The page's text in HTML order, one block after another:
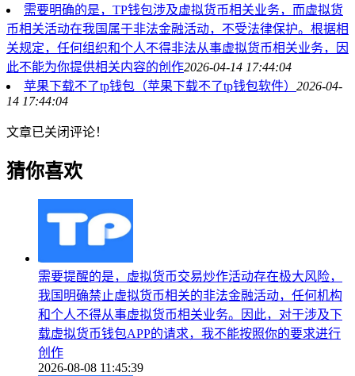
需要明确的是，TP钱包涉及虚拟货币相关业务，而虚拟货
币相关活动在我国属于非法金融活动，不受法律保护。根据相
关规定，任何组织和个人不得非法从事虚拟货币相关业务，因
此不能为你提供相关内容的创作2026-04-14 17:44:04
苹果下载不了tp钱包（苹果下载不了tp钱包软件） 2026-04-
14 17:44:04
文章已关闭评论！
猜你喜欢
需要提醒的是，虚拟货币交易炒作活动存在极大风险，
我国明确禁止虚拟货币相关的非法金融活动，任何机构
和个人不得从事虚拟货币相关业务。因此，对于涉及下
载虚拟货币钱包APP的请求，我不能按照你的要求进行
创作
2026-08-08 11:45:39